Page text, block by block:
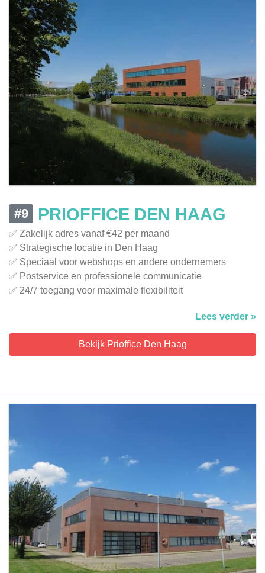
#9 PRIOFFICE DEN HAAG
✅ Zakelijk adres vanaf €42 per maand
✅ Strategische locatie in Den Haag
✅ Speciaal voor webshops en andere ondernemers
✅ Postservice en professionele communicatie
✅ 24/7 toegang voor maximale flexibiliteit
Lees verder »
Bekijk Prioffice Den Haag